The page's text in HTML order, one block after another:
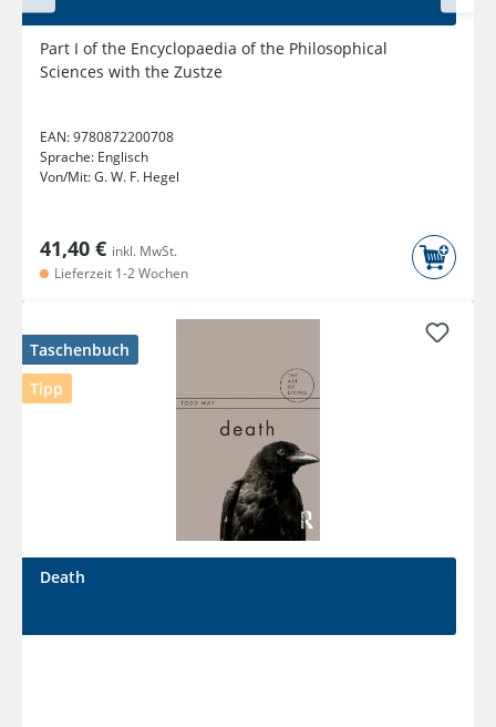
Part I of the Encyclopaedia of the Philosophical
Sciences with the Zustze
EAN:9780872200708
Sprache: Englisch
Von/Mit:G. W. F. Hegel
41,40 € inkl. MwSt.
Lieferzeit 1-2 Wochen
Taschenbuch
Tipp
Death